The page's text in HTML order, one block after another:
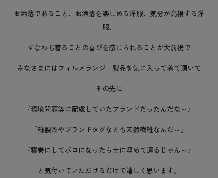
お洒落であること、お洒落を楽しめる洋服、気分が高揚する洋
服、
すなわち着ることの喜びを感じられることが大前提で
みなさまにはフィルメランジェ製品を気に入って着て頂いて
その先に
『環境問題等に配慮していたブランドだったんだな～』
『縫製糸やブランドタグなども天然繊維なんだ～』
『寝巻にしてボロになったら土に埋めて還るじゃん～』
と気付いていただけるだけで嬉しく思います。